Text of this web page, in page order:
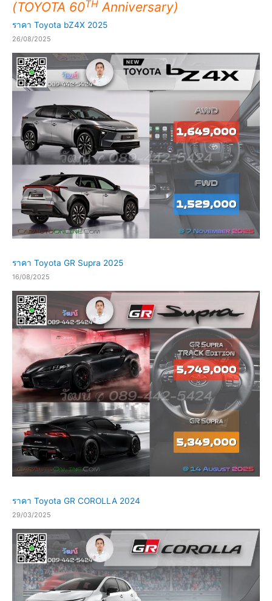
(TOYOTA 60TH Anniversary)
ราคา Toyota bZ4X 2025
26/08/2025
ราคา Toyota GR Supra 2025
16/08/2025
ราคา Toyota GR COROLLA 2024
29/03/2025